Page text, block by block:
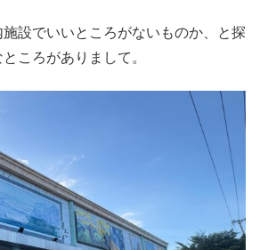
設でいいところがないものか、と探
ころがありまして。